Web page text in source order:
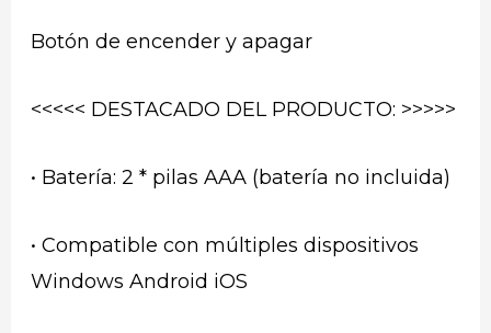
Botón de encender y apagar
<<<<< DESTACADO DEL PRODUCTO: >>>>>
• Batería: 2 * pilas AAA (batería no incluida)
• Compatible con múltiples dispositivos
Windows Android iOS